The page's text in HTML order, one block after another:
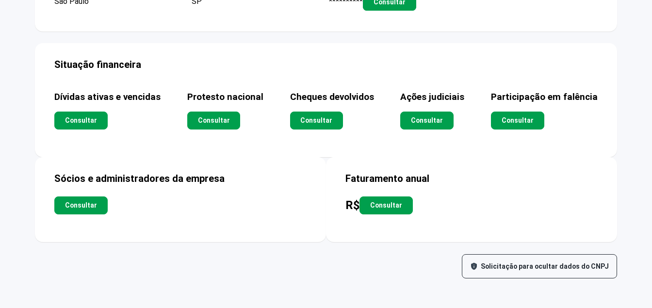
Situação financeira
Dívidas ativas e vencidas
Consultar
Protesto nacional
Consultar
Cheques devolvidos
Consultar
Ações judiciais
Consultar
Participação em falência
Consultar
Sócios e administradores da empresa
Consultar
Faturamento anual
R$ Consultar
Solicitação para ocultar dados do CNPJ